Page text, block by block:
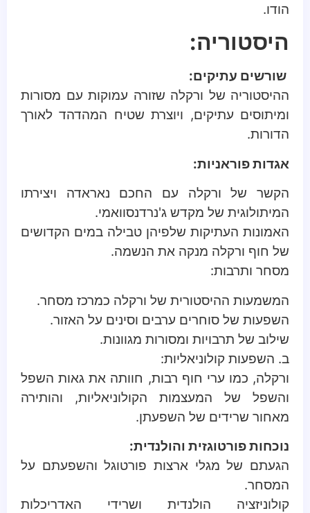
הודו.
היסטוריה:
שורשים עתיקים:
ההיסטוריה של ורקלה שזורה עמוקות עם מסורות
ומיתוסים עתיקים, ויוצרת שטיח המהדהד לאורך
הדורות.
אגדות פוראניות:
הקשר של ורקלה עם החכם נאראדה ויצירתו
המיתולוגית של מקדש ג'נרדנסוואמי.
האמונות העתיקות שלפיהן טבילה במים הקדושים
של חוף ורקלה מנקה את הנשמה.
מסחר ותרבות:
המשמעות ההיסטורית של ורקלה כמרכז מסחר.
השפעות של סוחרים ערבים וסינים על האזור.
שילוב של תרבויות ומסורות מגוונות.
ב. השפעות קולוניאליות:
ורקלה, כמו ערי חוף רבות, חוותה את גאות השפל
והשפל של המעצמות הקולוניאליות, והותירה
מאחור שרידים של השפעתן.
נוכחות פורטוגזית והולנדית:
הגעתם של מגלי ארצות פורטוגל והשפעתם על
המסחר.
קולוניזציה הולנדית ושרידי האדריכלות